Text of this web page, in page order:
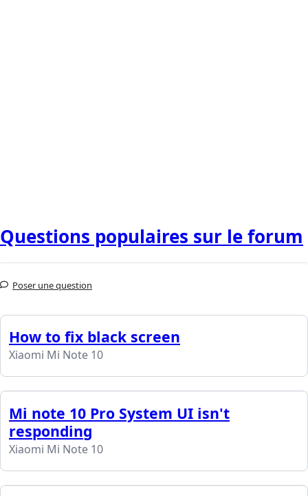
Questions populaires sur le forum
Poser une question
How to fix black screen
Xiaomi Mi Note 10
Mi note 10 Pro System UI isn't
responding
Xiaomi Mi Note 10